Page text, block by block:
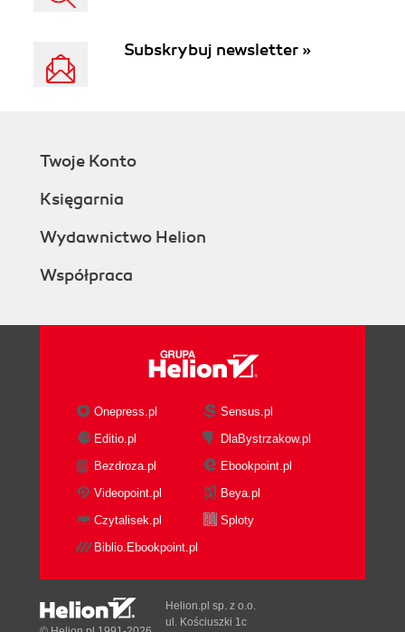
Subskrybuj newsletter »
Twoje Konto
Księgarnia
Wydawnictwo Helion
Współpraca
Onepress.pl
Sensus.pl
Editio.pl
DlaBystrzakow.pl
Bezdroza.pl
Ebookpoint.pl
Videopoint.pl
Beya.pl
Czytalisek.pl
Sploty
Biblio.Ebookpoint.pl
Helion.pl sp. z o.o.
ul. Kościuszki 1c